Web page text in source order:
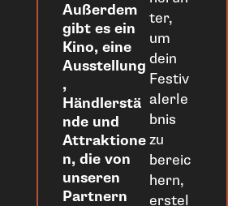
Außerdem
gibt es ein
Kino, eine
Ausstellung
,
Händlerstä
nde und
Attraktione
n, die von
unseren
Partnern
ter,
um
dein
Festiv
alerle
bnis
zu
bereic
hern,
erstel